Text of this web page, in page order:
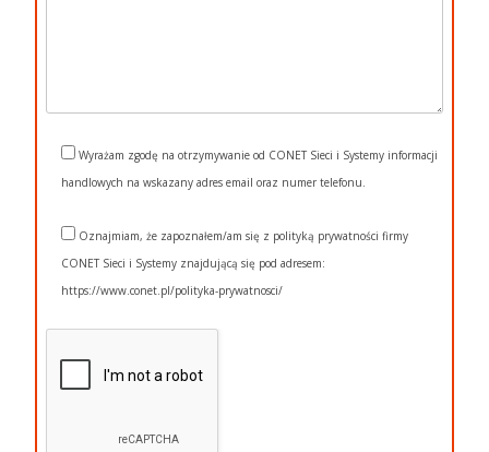
Wyrażam zgodę na otrzymywanie od CONET Sieci i Systemy informacji
handlowych na wskazany adres email oraz numer telefonu.
Oznajmiam, że zapoznałem/am się z polityką prywatności firmy
CONET Sieci i Systemy znajdującą się pod adresem:
https://www.conet.pl/polityka-prywatnosci/